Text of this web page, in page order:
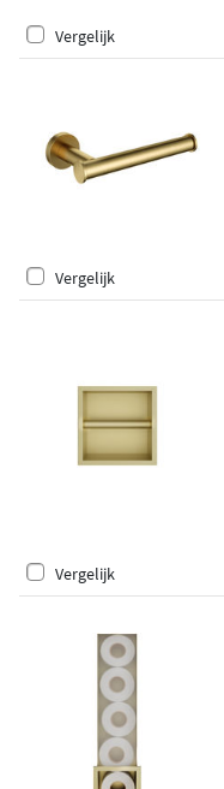
Vergelijk
Vergelijk
Vergelijk